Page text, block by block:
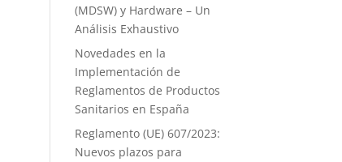
(MDSW) y Hardware – Un
Análisis Exhaustivo
Novedades en la
Implementación de
Reglamentos de Productos
Sanitarios en España
Reglamento (UE) 607/2023:
Nuevos plazos para